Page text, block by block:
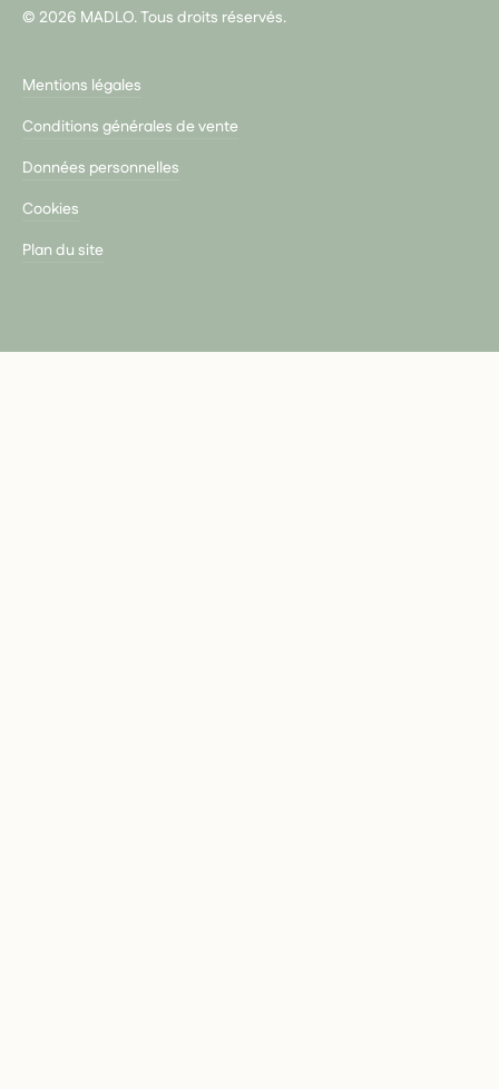
© 2026 MADLO. Tous droits réservés.
Mentions légales
Conditions générales de vente
Données personnelles
Cookies
Plan du site